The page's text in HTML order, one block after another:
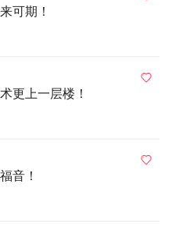
可期！
更上一层楼！
音！